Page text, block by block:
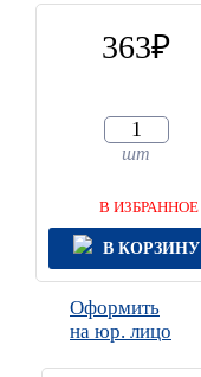
363
шт
В ИЗБРАННОЕ
В КОРЗИНУ
Оформить
на юр. лицо